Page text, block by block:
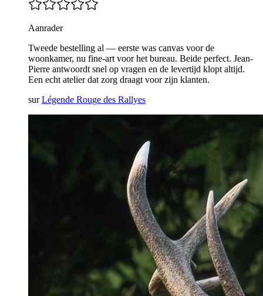
Aanrader
Tweede bestelling al — eerste was canvas voor de
woonkamer, nu fine-art voor het bureau. Beide perfect. Jean-
Pierre antwoordt snel op vragen en de levertijd klopt altijd.
Een echt atelier dat zorg draagt voor zijn klanten.
sur Légende Rouge des Rallyes